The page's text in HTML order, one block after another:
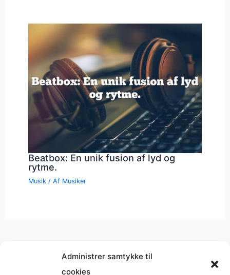
Administrer samtykke til
cookies
Beatbox: En unik fusion af lyd og
rytme.
Musik / Af Musiker